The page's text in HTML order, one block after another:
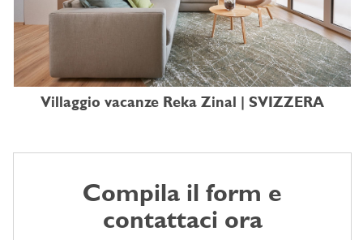
Villaggio vacanze Reka Zinal | SVIZZERA
Compila il form e
contattaci ora